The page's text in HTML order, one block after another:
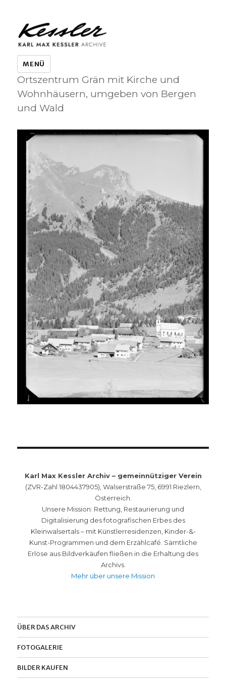
KARL MAX KESSLER ARCHIVE
MENÜ
Ortszentrum Grän mit Kirche und
Wohnhäusern, umgeben von Bergen
und Wald
Karl Max Kessler Archiv – gemeinnütziger Verein
(ZVR-Zahl 1804437905), Walserstraße 75, 6991 Riezlern,
Österreich.
Unsere Mission: Rettung, Restaurierung und
Digitalisierung des fotografischen Erbes des
Kleinwalsertals – mit Künstlerresidenzen, Kinder-&-
Kunst-Programmen und dem Erzählcafé. Sämtliche
Erlöse aus Bildverkäufen fließen in die Erhaltung des
Archivs.
Mehr über unsere Mission
ÜBER DAS ARCHIV
FOTOGALERIE
BILDER KAUFEN